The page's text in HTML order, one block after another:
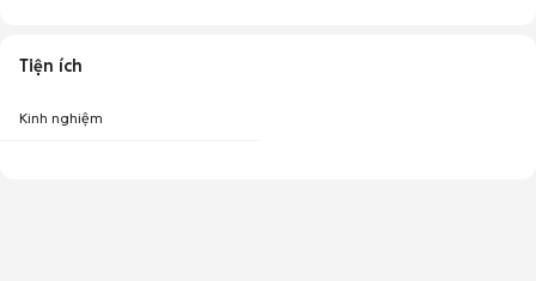
Tiện ích
Kinh nghiệm